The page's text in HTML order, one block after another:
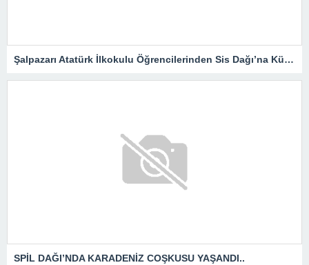
Şalpazarı Atatürk İlkokulu Öğrencilerinden Sis Dağı’na Kültür Gezisi
SPİL DAĞI’NDA KARADENİZ COŞKUSU YAŞANDI..